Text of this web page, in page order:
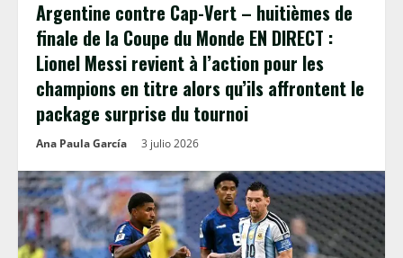
Argentine contre Cap-Vert – huitièmes de
finale de la Coupe du Monde EN DIRECT :
Lionel Messi revient à l’action pour les
champions en titre alors qu’ils affrontent le
package surprise du tournoi
Ana Paula García 3 julio 2026